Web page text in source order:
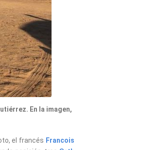
En la imagen,
el francés Francois